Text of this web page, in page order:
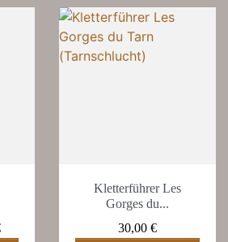
Kletterführer Les
Gorges du...
Preis
30,00 €